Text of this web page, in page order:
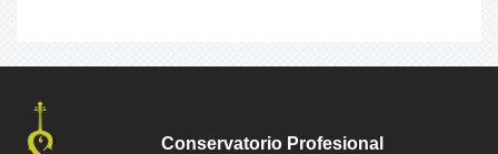
Conservatorio Profesional